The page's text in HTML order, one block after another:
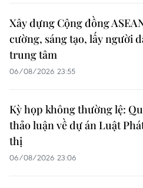
Xây dựng Cộng đồng
cường, sáng tạo, lấy người
trung tâm
06/08/2026 23:55
Kỳ họp không thường lệ:
thảo luận về dự án Luật
thị
06/08/2026 23:06